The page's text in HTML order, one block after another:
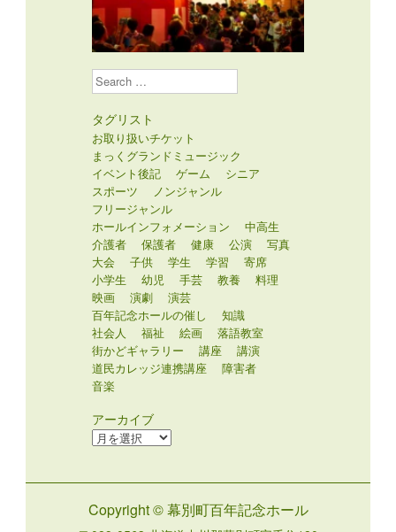
Search
タグリスト
お取り扱いチケット
まっくグランドミュージック
イベント後記
ゲーム
シニア
スポーツ
ノンジャンル
フリージャンル
ホールインフォメーション
中高生
介護者
保護者 健康 公演
写真
大会
子供 学生 学習
寄席
小学生
幼児 手芸 教養
料理
映画
演劇
演芸
百年記念ホールの催し
知識
社会人
福祉 絵画
落語教室
街かどギャラリー
講座
講演
道民カレッジ連携講座
障害者
音楽
アーカイブ
ア
ブ
Copyright © 幕別町百年記念ホール